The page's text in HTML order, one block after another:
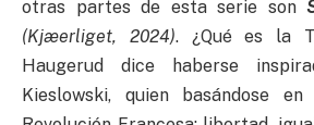
otras partes de esta serie son
(Kjæerliget, 2024). ¿Qué es la
Haugerud dice haberse
Kieslowski, quien basándose